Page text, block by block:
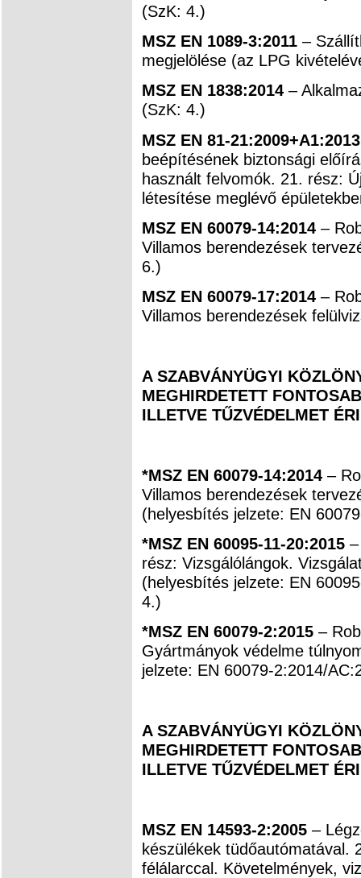
(SzK: 4.)
MSZ EN 1089-3:2011–
megjelölése (az LPG
MSZ EN 1838:2014 –
(SzK: 4.)
MSZ EN 81-
beépítésének biztonsági
használt felvomók. 21. rész:
létesítése meglévő
MSZ EN 60079-14:2014 –
Villamos berendezések
6.)
MSZ EN 60079-17:2014–
Villamos berendezések
A SZABVÁNYÜGYI
MEGHIRDETETT
ILLETVE TŰZVÉDELMET
*MSZ EN 60079-14:2014 –
Villamos berendezések
(helyesbítés jelzete: EN
*MSZ EN 60095-11-20:2015–
rész: Vizsgálólángok.
(helyesbítés jelzete: EN
4.)
*MSZ EN 60079-2:2015 –
Gyártmányok védelme
jelzete: EN 60079-2:2014/
A SZABVÁNYÜGYI
MEGHIRDETETT
ILLETVE TŰZVÉDELMET
MSZ EN 14593-2:2005–
készülékek tüdőautómatával.
félálarccal. Követelmények,